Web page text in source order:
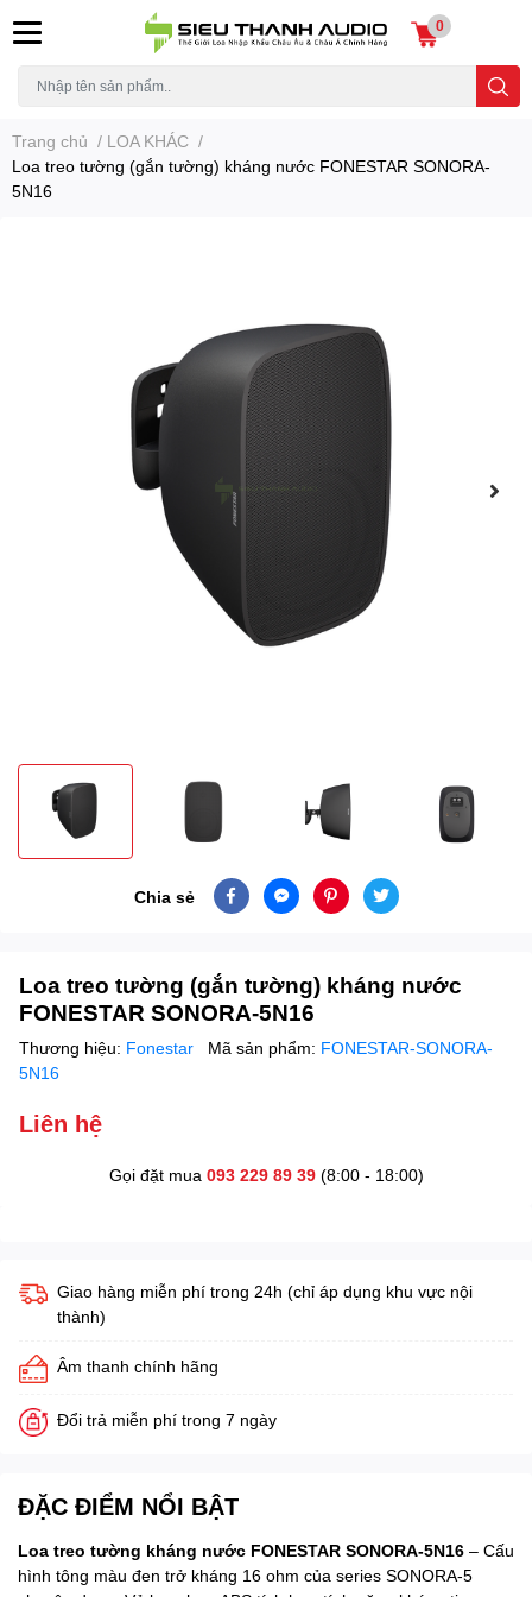
0
Trang chủ / LOA KHÁC /
Loa treo tường (gắn tường) kháng nước FONESTAR SONORA-
5N16
Chia sẻ
Loa treo tường (gắn tường) kháng nước
FONESTAR SONORA-5N16
Thương hiệu: Fonestar Mã sản phẩm: FONESTAR-SONORA-
5N16
Liên hệ
Gọi đặt mua 093 229 89 39(8:00 - 18:00)
Giao hàng miễn phí trong 24h (chỉ áp dụng khu vực nội
thành)
Âm thanh chính hãng
Đổi trả miễn phí trong 7 ngày
ĐẶC ĐIỂM NỔI BẬT
Loa treo tường kháng nước FONESTAR SONORA-5N16 – Cấu
hình tông màu đen trở kháng 16 ohm của series SONORA-5